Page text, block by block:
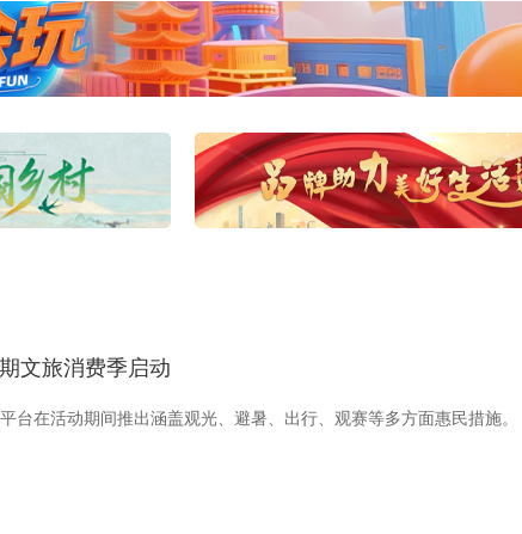
科普 健康 乐龄 阅读 艺术 汽车 数智 5G
健康 颜选攻略 海洋 时尚 天气 才艺 网展
文旅消费季启动
台在活动期间推出涵盖观光、避暑、出行、观赛等多方面惠民措施。